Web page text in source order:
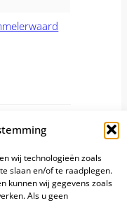
wij technologieën zoals
slaan en/of te raadplegen.
kunnen wij gegevens zoals
Als u geen
inzien dan
jaar.